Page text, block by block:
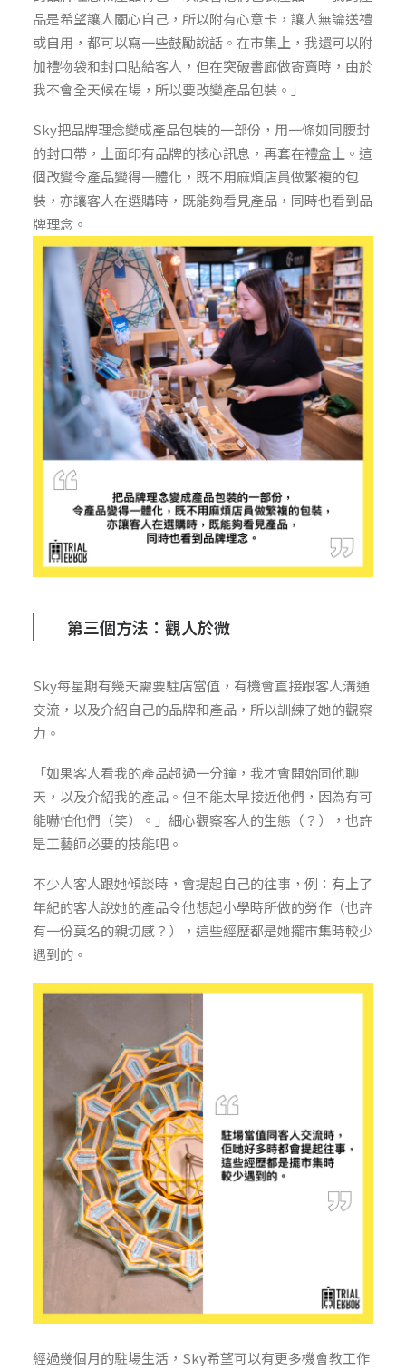
品是希望讓人關心自己，所以附有心意卡，讓人無論送禮
或自用，都可以寫一些鼓勵說話。在市集上，我還可以附
加禮物袋和封口貼給客人，但在突破書廊做寄賣時，由於
我不會全天候在場，所以要改變產品包裝。」
Sky把品牌理念變成產品包裝的一部份，用一條如同腰封
的封口帶，上面印有品牌的核心訊息，再套在禮盒上。這
個改變令產品變得一體化，既不用麻煩店員做繁複的包
裝，亦讓客人在選購時，既能夠看見產品，同時也看到品
牌理念。
第三個方法：觀人於微
Sky每星期有幾天需要駐店當值，有機會直接跟客人溝通
交流，以及介紹自己的品牌和產品，所以訓練了她的觀察
力。
「如果客人看我的產品超過一分鐘，我才會開始同他聊
天，以及介紹我的產品。但不能太早接近他們，因為有可
能嚇怕他們（笑）。」細心觀察客人的生態（？），也許
是工藝師必要的技能吧。
不少人客人跟她傾談時，會提起自己的往事，例：有上了
年紀的客人說她的產品令他想起小學時所做的勞作（也許
有一份莫名的親切感？），這些經歷都是她擺市集時較少
遇到的。
經過幾個月的駐場生活，Sky希望可以有更多機會教工作